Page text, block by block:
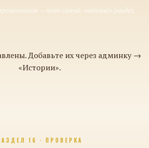
— тот самый «тёплый» раздел
Добавьте их через админку →
«Истории».
16 · ПРОВЕРКА